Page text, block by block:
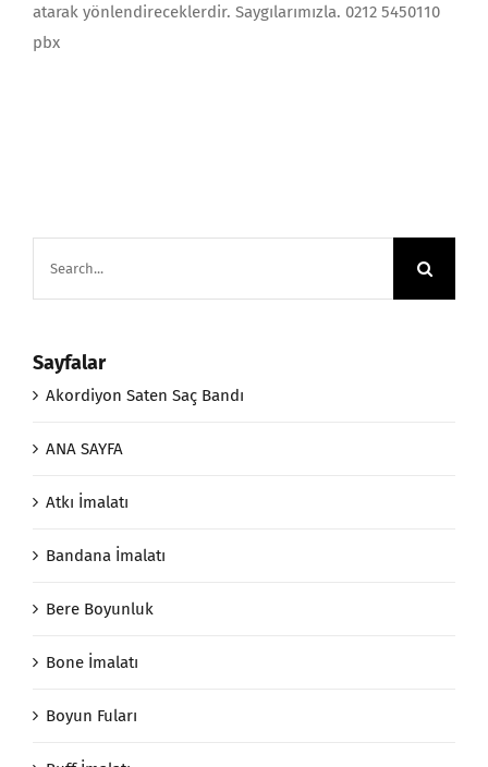
atarak yönlendireceklerdir. Saygılarımızla. 0212 5450110
pbx
Sayfalar
Akordiyon Saten Saç Bandı
ANA SAYFA
Atkı İmalatı
Bandana İmalatı
Bere Boyunluk
Bone İmalatı
Boyun Fuları